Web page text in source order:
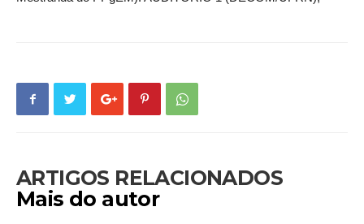
ARTIGOS RELACIONADOS
Mais do autor